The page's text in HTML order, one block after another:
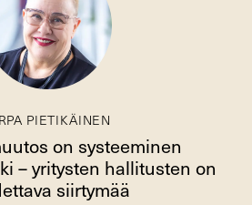
PIETIKÄINEN
on systeeminen
– yritysten hallitusten on
siirtymää